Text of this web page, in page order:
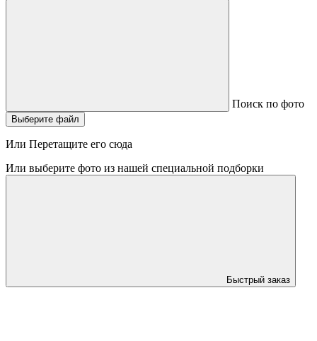
Поиск по фото
Выберите файл
Или Перетащите его сюда
Или выберите фото из нашей специальной подборки
Быстрый заказ